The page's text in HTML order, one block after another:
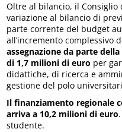
Oltre al bilancio, il Consiglio
variazione al bilancio di
parte corrente del budget
all’incremento complessivo
assegnazione da parte
di 1,7 milioni di euro per
didattiche, di ricerca e
gestione del polo
Il finanziamento regionale
arriva a 10,2 milioni di euro
studente.